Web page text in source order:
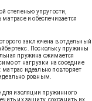
степенью упругости,
и обеспечивается
заключена в отдельный
Поскольку пружины
пружина сжимается
от нагрузки на соседние
идеально повторяет
ровным.
изоляции пружинного